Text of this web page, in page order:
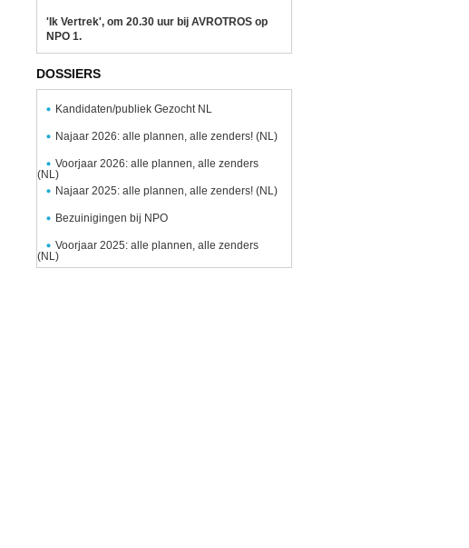
'Ik Vertrek', om 20.30 uur bij AVROTROS op
NPO 1.
DOSSIERS
Kandidaten/publiek Gezocht NL
Najaar 2026: alle plannen, alle zenders! (NL)
Voorjaar 2026: alle plannen, alle zenders
(NL)
Najaar 2025: alle plannen, alle zenders! (NL)
Bezuinigingen bij NPO
Voorjaar 2025: alle plannen, alle zenders
(NL)